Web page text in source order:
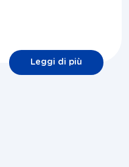
Leggi di più